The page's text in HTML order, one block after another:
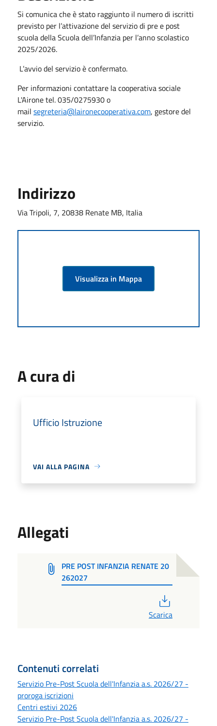
Si comunica che è stato raggiunto il numero di iscritti
previsto per l’attivazione del servizio di pre e post
scuola della Scuola dell’Infanzia per l’anno scolastico
2025/2026.
L’avvio del servizio è confermato.
Per informazioni contattare la cooperativa sociale
L'Airone tel. 035/0275930 o
mail segreteria@laironecooperativa.com, gestore del
servizio.
Indirizzo
Via Tripoli, 7, 20838 Renate MB, Italia
Visualizza in Mappa
A cura di
Ufficio Istruzione
VAI ALLA PAGINA
Allegati
PRE POST INFANZIA RENATE 20
262027
Scarica
Contenuti correlati
Servizio Pre-Post Scuola dell'Infanzia a.s. 2026/27 -
proroga iscrizioni
Centri estivi 2026
Servizio Pre-Post Scuola dell'Infanzia a.s. 2026/27 -